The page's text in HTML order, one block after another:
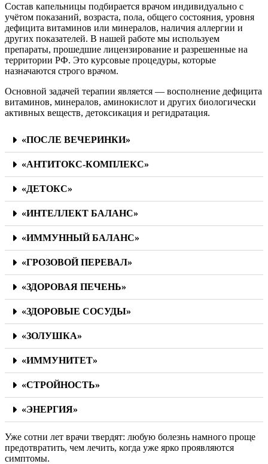
Состав капельницы подбирается врачом индивидуально с
учётом показаний, возраста, пола, общего состояния, уровня
дефицита витаминов или минералов, наличия аллергии и
других показателей. В нашей работе мы используем
препараты, прошедшие лицензирование и разрешенные на
территории РФ. Это курсовые процедуры, которые
назначаются строго врачом.
Основной задачей терапии является — восполнение дефицита
витаминов, минералов, аминокислот и других биологически
активных веществ, детоксикация и регидратация.
«ПОСЛЕ ВЕЧЕРИНКИ»
«АНТИТОКС-КОМПЛЕКС»
«ДЕТОКС»
«ИНТЕЛЛЕКТ БАЛАНС»
«ИММУННЫЙ БАЛАНС»
«ГРОЗОВОЙ ПЕРЕВАЛ»
«ЗДОРОВАЯ ПЕЧЕНЬ»
«ЗДОРОВЫЕ СОСУДЫ»
«ЗОЛУШКА»
«ИММУНИТЕТ»
«СТРОЙНОСТЬ»
«ЭНЕРГИЯ»
Уже сотни лет врачи твердят: любую болезнь намного проще
предотвратить, чем лечить, когда уже ярко проявляются
симптомы.